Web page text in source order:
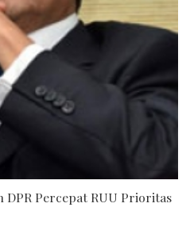
DPR Percepat RUU Prioritas